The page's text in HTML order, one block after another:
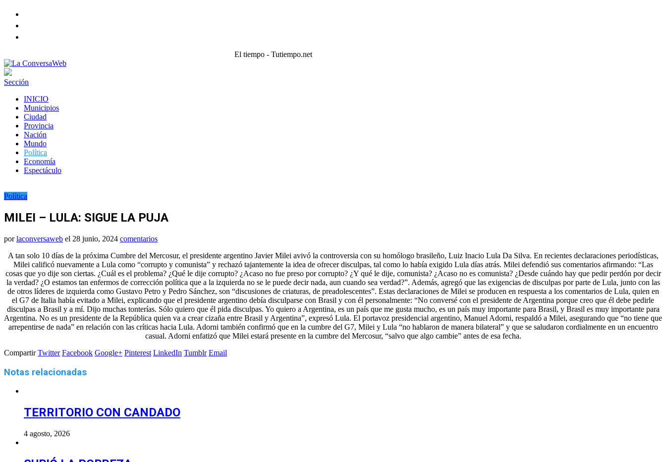
El tiempo - Tutiempo.net
Sección
INICIO
Municipios
Ciudad
Provincia
Nación
Mundo
Política
Economía
Espectáculo
Política
MILEI – LULA: SIGUE LA PUJA
porlaconversaweb el 28 junio, 2024 comentarios
A tan solo 10 días de la próxima Cumbre del Mercosur, el presidente argentino Javier Milei avivó la controversia con su homólogo brasileño, Luiz Inacio Lula Da Silva. En recientes declaraciones periodísticas,
Milei calificó nuevamente a Lula como “corrupto y comunista” y rechazó tajantemente la idea de ofrecer disculpas, tal como lo había exigido Lula días atrás. Milei defendió sus comentarios afirmando: “Las
cosas que yo dije son ciertas. ¿Cuál es el problema? ¿Qué le dije corrupto? ¿Acaso no fue preso por corrupto? ¿Y qué le dije, comunista? ¿Acaso no es comunista? ¿Desde cuándo hay que pedir perdón por decir
la verdad? ¿O estamos tan enfermos de corrección política que a la izquierda no se le puede decir nada, aun cuando sea verdad?”. Además, agregó que las exigencias de disculpas por parte de Lula, junto con las
de otros líderes de izquierda como Gustavo Petro y Pedro Sánchez, son “discusiones de criaturas, de preadolescentes”. Estas declaraciones de Milei se producen en respuesta a los comentarios de Lula, quien en
el G7 de Italia había evitado a Milei, explicando que el presidente argentino debía disculparse con Brasil y con él personalmente: “No conversé con el presidente de Argentina porque creo que él debe pedirle
disculpas a Brasil y a mí. Dijo muchas tonterías. Sólo quiero que él pida disculpas. Yo quiero a Argentina, es un país que me gusta mucho, es un país muy importante para Brasil, y Brasil es muy importante para
Argentina. No es un presidente de la República quien va a crear cizaña entre Brasil y Argentina”, expresó Lula. El portavoz presidencial argentino, Manuel Adorni, respaldó a Milei, asegurando que “no tiene que
arrepentirse de nada” en relación con las críticas hacia Lula. Adorni también confirmó que en la cumbre del G7, Milei y Lula “no hablaron de manera bilateral” y que se saludaron cordialmente en un encuentro
casual. Adorni enfatizó que Milei estará presente en la cumbre del Mercosur, “salvo que algo cambie” antes de esa fecha.
Compartir Twitter Facebook Google+ Pinterest LinkedIn Tumblr Email
Notas relacionadas
TERRITORIO CON CANDADO
4 agosto, 2026